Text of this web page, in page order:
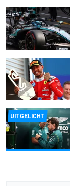
UITGELICHT